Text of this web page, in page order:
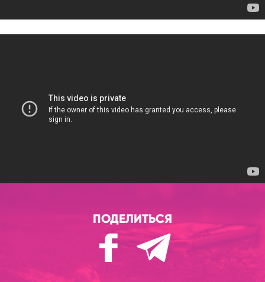
ПОДЕЛИТЬСЯ